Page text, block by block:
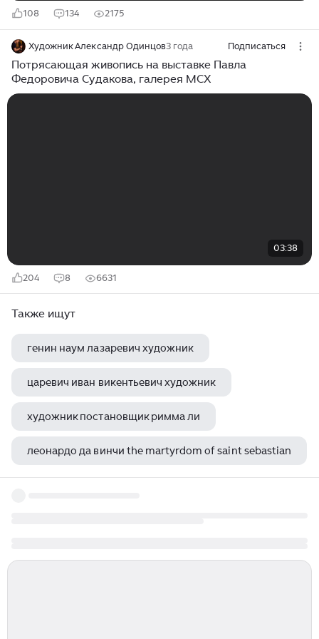
108 134 2175
Художник Александр Одинцов3 года Подписаться
Потрясающая живопись на выставке Павла
Федоровича Судакова, галерея МСХ
03:38
204 8 6631
Также ищут
генин наум лазаревич художник
царевич иван викентьевич художник
художник постановщик римма ли
леонардо да винчи the martyrdom of saint sebastian